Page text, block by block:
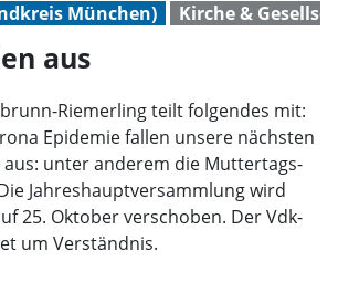
München) Kirche &
aus
Riemerling teilt folgendes mit:
Epidemie fallen unsere nächsten
unter anderem die Muttertags-
Jahreshauptversammlung wird
25. Oktober verschoben. Der Vdk-
um Verständnis.